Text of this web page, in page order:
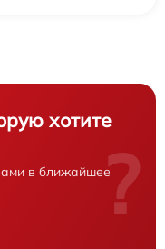
хотите
в ближайшее?